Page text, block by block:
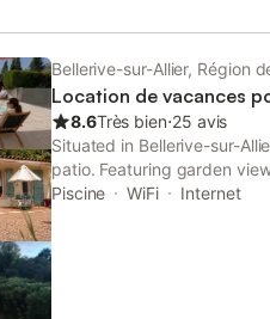
Bellerive-sur-Allier, Région
Location de vacances
8.6Très bien⋅25 avis
Situated in Bellerive-sur-
patio. Featuring garden
also offers free WiFi. The
Piscine WiFi Internet